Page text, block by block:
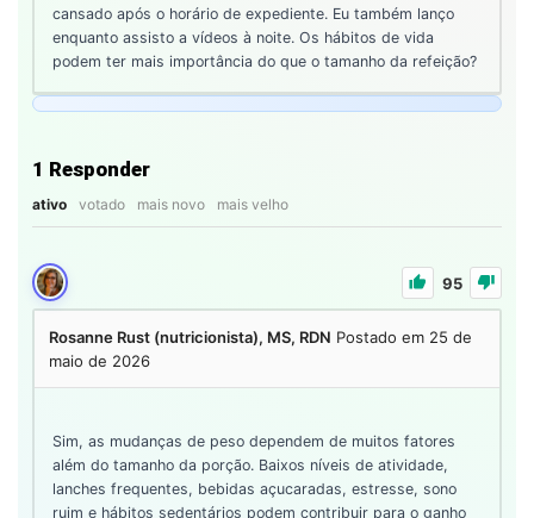
cansado após o horário de expediente. Eu também lanço
enquanto assisto a vídeos à noite. Os hábitos de vida
podem ter mais importância do que o tamanho da refeição?
1 Responder
ativo votado mais novo mais velho
95
Rosanne Rust (nutricionista), MS, RDN Postado em 25 de
maio de 2026
Sim, as mudanças de peso dependem de muitos fatores
além do tamanho da porção. Baixos níveis de atividade,
lanches frequentes, bebidas açucaradas, estresse, sono
ruim e hábitos sedentários podem contribuir para o ganho